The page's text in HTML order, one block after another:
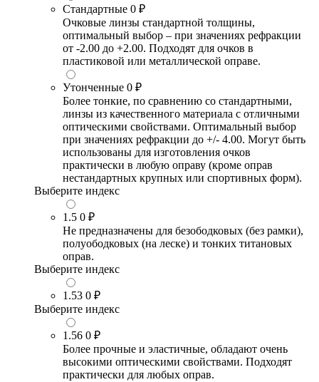
Стандартные 0 ₽
Очковые линзы стандартной толщины,
оптимальный выбор – при значениях рефракции
от -2.00 до +2.00. Подходят для очков в
пластиковой или металлической оправе.
Утонченные 0 ₽
Более тонкие, по сравнению со стандартными,
линзы из качественного материала с отличными
оптическими свойствами. Оптимальный выбор
при значениях рефракции до +/- 4.00. Могут быть
использованы для изготовления очков
практически в любую оправу (кроме оправ
нестандартных крупных или спортивных форм).
Выберите индекс
1.5 0 ₽
Не предназначены для безободковых (без рамки),
полуободковых (на леске) и тонких титановых
оправ.
Выберите индекс
1.53 0 ₽
Выберите индекс
1.56 0 ₽
Более прочные и эластичные, обладают очень
высокими оптическими свойствами. Подходят
практически для любых оправ.